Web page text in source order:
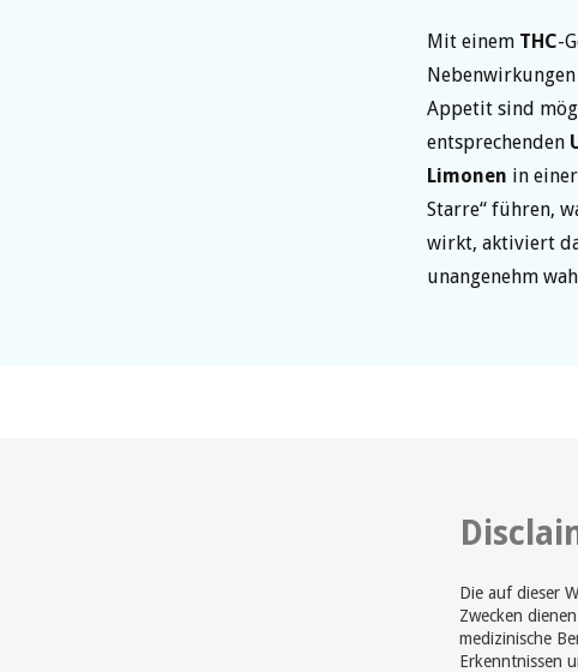
Mit einem THC-
Appetit sind
entsprechenden
Limonen in
Starre“ führen,
wirkt, aktiviert
unangenehm
Die auf dieser
Zwecken
medizinische
Erkenntnissen